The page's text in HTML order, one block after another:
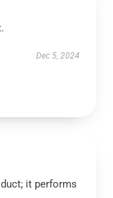
Dec 5, 2024
it performs